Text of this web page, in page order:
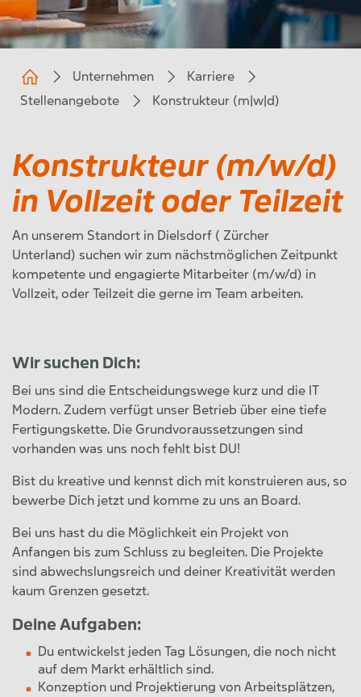
Unternehmen
Karriere
Stellenangebote
Konstrukteur (m|w|d)
Konstrukteur (m/w/d)
in Vollzeit oder Teilzeit
An unserem Standort in Dielsdorf ( Zürcher
Unterland) suchen wir zum nächstmöglichen Zeitpunkt
kompetente und engagierte Mitarbeiter (m/w/d) in
Vollzeit, oder Teilzeit die gerne im Team arbeiten.
Wir suchen Dich:
Bei uns sind die Entscheidungswege kurz und die IT
Modern. Zudem verfügt unser Betrieb über eine tiefe
Fertigungskette. Die Grundvoraussetzungen sind
vorhanden was uns noch fehlt bist DU!
Bist du kreative und kennst dich mit konstruieren aus, so
bewerbe Dich jetzt und komme zu uns an Board.
Bei uns hast du die Möglichkeit ein Projekt von
Anfangen bis zum Schluss zu begleiten. Die Projekte
sind abwechslungsreich und deiner Kreativität werden
kaum Grenzen gesetzt.
Deine Aufgaben:
Du entwickelst jeden Tag Lösungen, die noch nicht
auf dem Markt erhältlich sind.
Konzeption und Projektierung von Arbeitsplätzen,